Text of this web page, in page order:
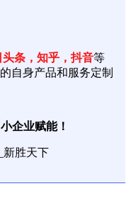
条，知乎，抖音等
自身产品和服务定制
企业赋能！